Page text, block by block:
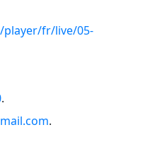
fr/live/05-
.
.